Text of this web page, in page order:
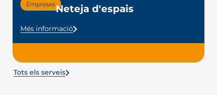
EmpresesNeteja d'espais
Més informació
Tots els serveis